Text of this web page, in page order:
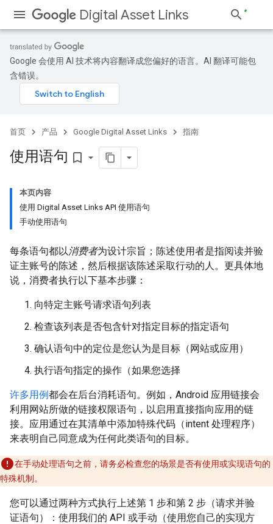
Digital Asset Links
Google 会使用 AI 技术将内容翻译成您偏好的语言。AI 翻译可能包
含错误。
首页 产品 Google Digital Asset Links 指南
使用语句 bookmark_border
本页内容
使用 Digital Asset Links API 使用语句
手动使用语句
每条语句都以消费者为设计宗旨；陈述使用者是指阅读并验
证主账号的陈述，然后根据该陈述采取行动的人。更具体地
说，消费者执行以下基本步骤：
向特定主账号请求语句列表
检查该列表是否包含针对指定目标的指定语句
确认语句中的定位是您认为是目标（网站或应用）
执行语句指定的操作（如果您选择
许多用例都会在后台消耗语句。例如，Android 应用链接会
利用网站所做的链接权限语句，以启用直接指向应用的链
接。应用通过在其清单中添加特殊代码（intent 处理程序）
来表明自己同意成为任何此类语句的目标。
在手动处理语句之前，请务必检查您的场景是否有使用或实现语句的
特殊机制。
您可以通过两种方式执行上述第 1 步和第 2 步（请求并验
证语句）：使用我们的 API 或手动（使用您自己的实现方